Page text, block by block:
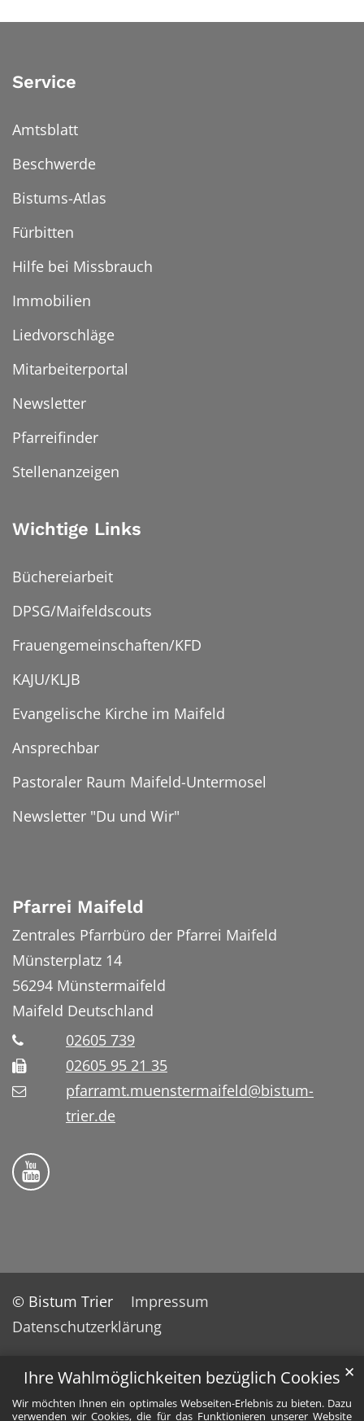
Ihre Wahlmöglichkeiten bezüglich Cookies
Wir möchten Ihnen ein optimales Webseiten-Erlebnis zu bieten. Dazu
verwenden wir Cookies, die für das Funktionieren unserer Website
✕
Service
Amtsblatt
Beschwerde
Bistums-Atlas
Fürbitten
Hilfe bei Missbrauch
Immobilien
Liedvorschläge
Mitarbeiterportal
Newsletter
Pfarreifinder
Stellenanzeigen
Wichtige Links
Büchereiarbeit
DPSG/Maifeldscouts
Frauengemeinschaften/KFD
KAJU/KLJB
Evangelische Kirche im Maifeld
Ansprechbar
Pastoraler Raum Maifeld-Untermosel
Newsletter "Du und Wir"
Pfarrei Maifeld
Zentrales Pfarrbüro der Pfarrei Maifeld
Münsterplatz 14
56294 Münstermaifeld
Maifeld Deutschland
02605 739
02605 95 21 35
pfarramt.muenstermaifeld@bistum-
trier.de
Folge uns auf YouTube
© Bistum Trier
Impressum
Datenschutzerklärung